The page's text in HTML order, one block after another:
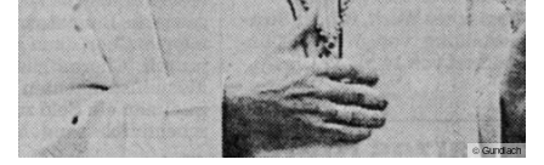
© Gundlach